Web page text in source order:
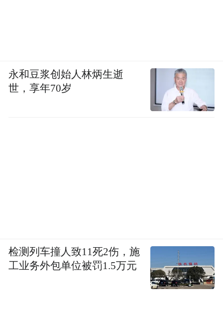
永和豆浆创始人林炳生逝
世，享年70岁
检测列车撞人致11死2伤，施
工业务外包单位被罚1.5万元